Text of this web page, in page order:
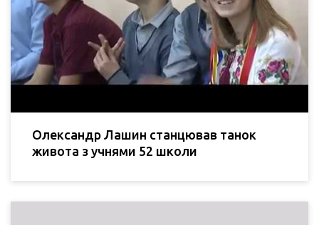
Олександр Лашин станцював танок
живота з учнями 52 школи